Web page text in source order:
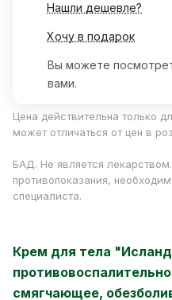
Нашли дешевле?
Хочу в подарок
Вы можете
вами.
Цена действительна только
может отличаться от цен в
БАД. Не является
противопоказания,
специалиста.
Крем для тела
смягчающее,